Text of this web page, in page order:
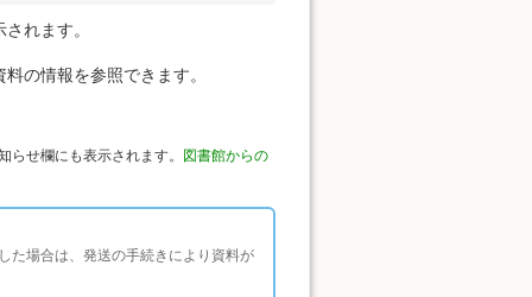
れます。
の情報を参照できます。
せ欄にも表示されます。 図書館からの
た場合は、発送の手続きにより資料が